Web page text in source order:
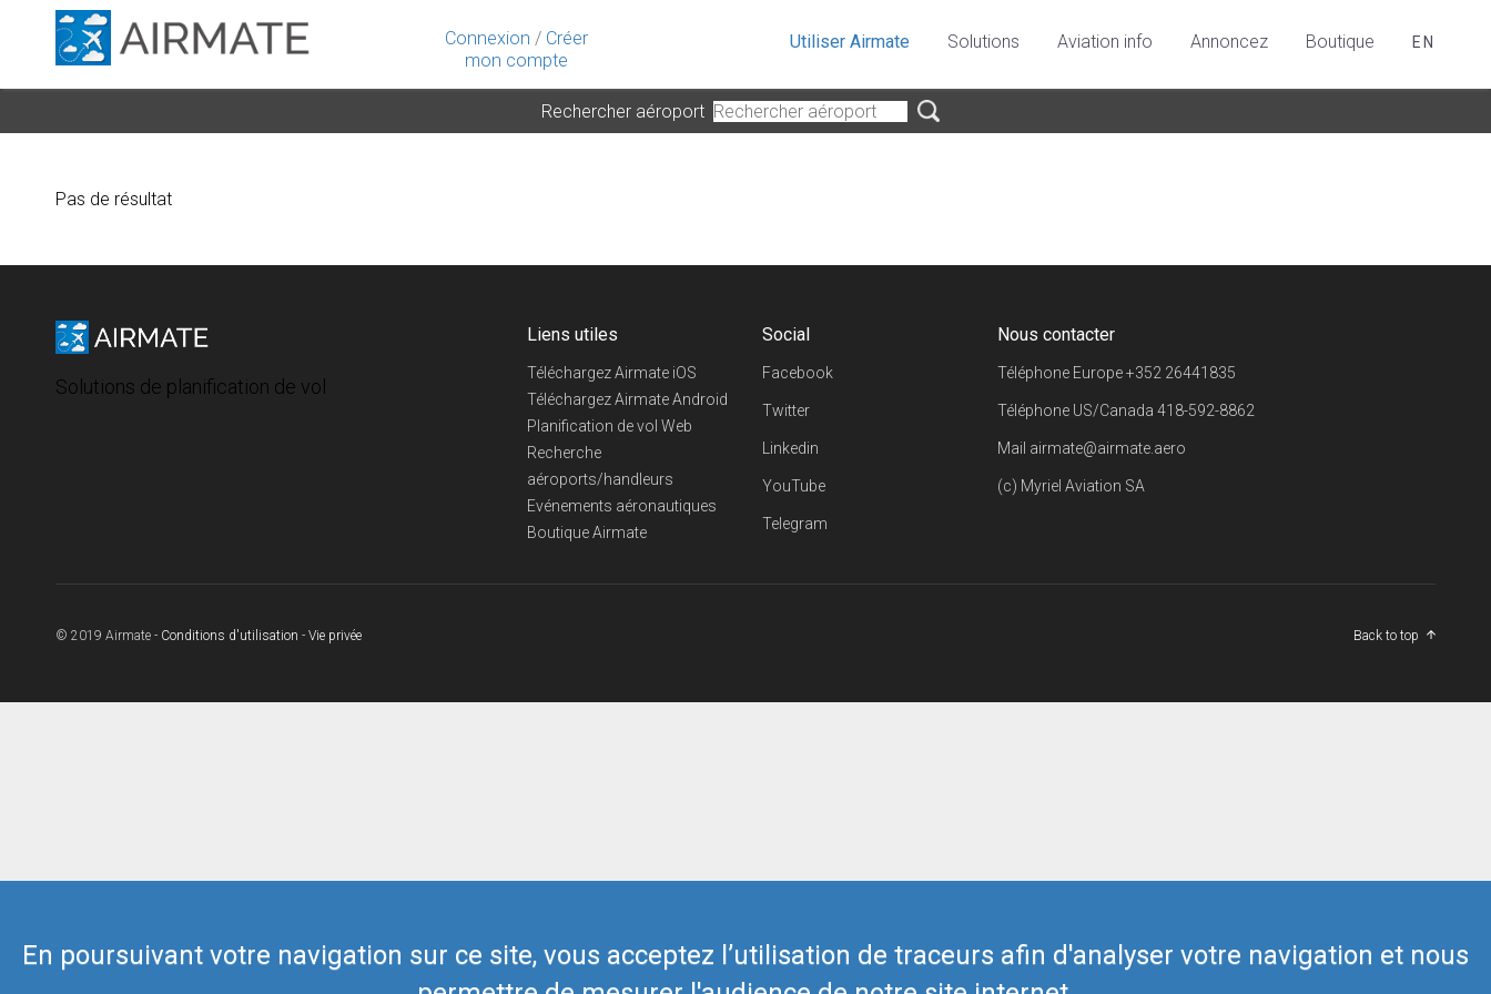
Connexion / Créer
mon compte
En poursuivant votre navigation sur ce site, vous acceptez l’utilisation de traceurs afin d'analyser votre navigation et nous
Utiliser Airmate Solutions Aviation info Annoncez Boutique EN
Rechercher aéroport
Pas de résultat
Solutions de planification de vol
Liens utiles
Téléchargez Airmate iOS
Téléchargez Airmate Android
Planification de vol Web
Recherche
aéroports/handleurs
Evénements aéronautiques
Boutique Airmate
Social
Facebook
Twitter
Linkedin
YouTube
Telegram
Nous contacter
Téléphone Europe+352 26441835
Téléphone US/Canada418-592-8862
Mail airmate@airmate.aero
(c) Myriel Aviation SA
© 2019 Airmate - Conditions d'utilisation - Vie privée Back to top